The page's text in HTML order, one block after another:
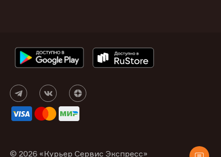
© 2026 «Курьер Сервис Экспресс»